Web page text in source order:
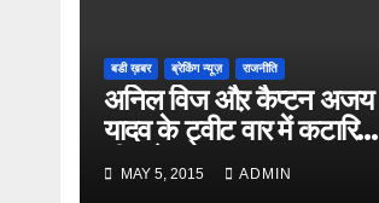
बडी ख़बर ब्रेकिंग न्यूज़ राजनीति
अनिल विज औऱ कैप्टन अजय
यादव के ट्वीट वार में कटारिया
भी कूदे
MAY 5, 2015 ADMIN